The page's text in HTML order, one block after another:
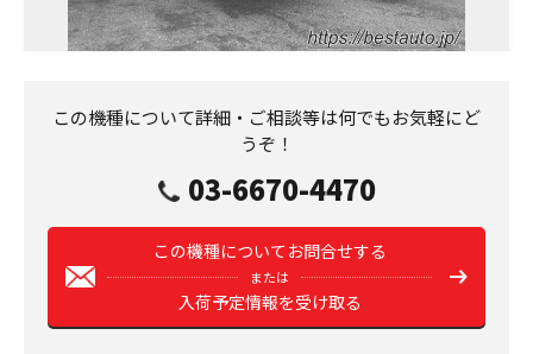
この機種について詳細・ご相談等は何でもお気軽にど
うぞ！
03-6670-4470
この機種についてお問合せする
または
入荷予定情報を受け取る